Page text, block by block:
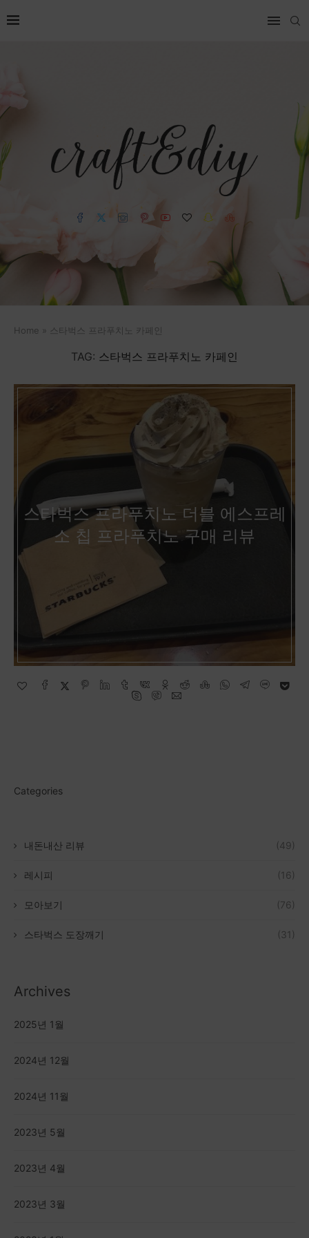
Home » 스타벅스 프라푸치노 카페인
TAG: 스타벅스 프라푸치노 카페인
스타벅스 프라푸치노 더블 에스프레
소 칩 프라푸치노 구매 리뷰
Categories
내돈내산 리뷰 (49)
레시피 (16)
모아보기 (76)
스타벅스 도장깨기 (31)
Archives
2025년 1월
2024년 12월
2024년 11월
2023년 5월
2023년 4월
2023년 3월